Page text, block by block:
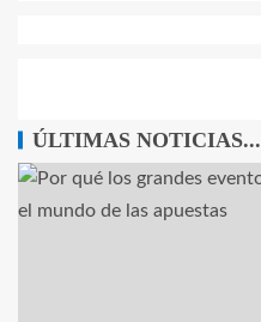
ÚLTIMAS NOTICIAS...